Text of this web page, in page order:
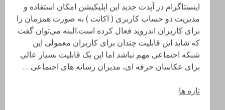
اینستاگرام در آپدت جدید این اپلیکیشن امکان استفاده و
مدیریت دو حساب کاربری ( اکانت ) به صورت همزمان را
برای کاربران اندروید فعال کرده است.البته می‌توان گفت
که شاید این قابلیت چندان برای کاربران معمولی این
شبکه اجتماعی مهم نباشد اما این یک قابلیت بسیار عالی
برای عکاسان حرفه ای، مدیران رسانه‌ های اجتماعی …
تازه ها